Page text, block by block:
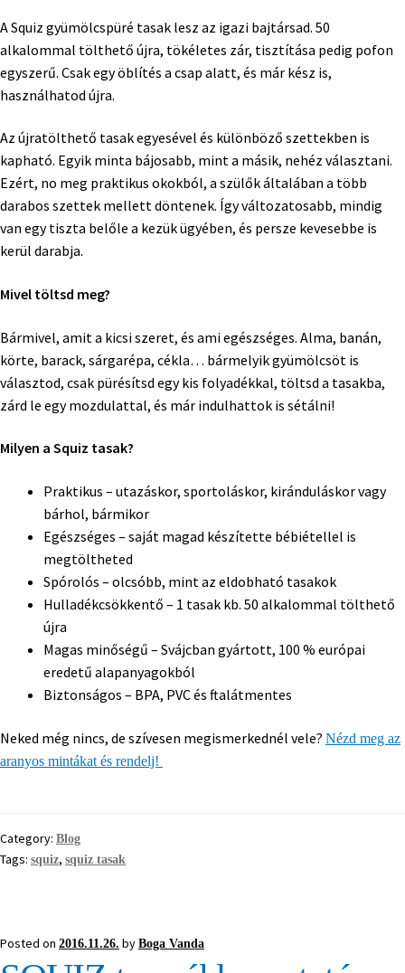
A Squiz gyümölcspüré tasak lesz az igazi bajtársad. 50
alkalommal tölthető újra, tökéletes zár, tisztítása pedig pofon
egyszerű. Csak egy öblítés a csap alatt, és már kész is,
használhatod újra.
Az újratölthető tasak egyesével és különböző szettekben is
kapható. Egyik minta bájosabb, mint a másik, nehéz választani.
Ezért, no meg praktikus okokból, a szülők általában a több
darabos szettek mellett döntenek. Így változatosabb, mindig
van egy tiszta belőle a kezük ügyében, és persze kevesebbe is
kerül darabja.
Mivel töltsd meg?
Bármivel, amit a kicsi szeret, és ami egészséges. Alma, banán,
körte, barack, sárgarépa, cékla… bármelyik gyümölcsöt is
választod, csak pürésítsd egy kis folyadékkal, töltsd a tasakba,
zárd le egy mozdulattal, és már indulhattok is sétálni!
Milyen a Squiz tasak?
Praktikus – utazáskor, sportoláskor, kiránduláskor vagy
bárhol, bármikor
Egészséges – saját magad készítette bébiétellel is
megtöltheted
Spórolós – olcsóbb, mint az eldobható tasakok
Hulladékcsökkentő – 1 tasak kb. 50 alkalommal tölthető
újra
Magas minőségű – Svájcban gyártott, 100 % európai
eredetű alapanyagokból
Biztonságos – BPA, PVC és ftalátmentes
Neked még nincs, de szívesen megismerkednél vele? Nézd meg az
aranyos mintákat és rendelj!
Category: Blog
Tags: squiz, squiz tasak
Posted on 2016.11.26. by Boga Vanda